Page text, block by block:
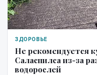
ЗДОРОВЬЕ
Не рекомендуется
Саласпилса из-за
водорослей